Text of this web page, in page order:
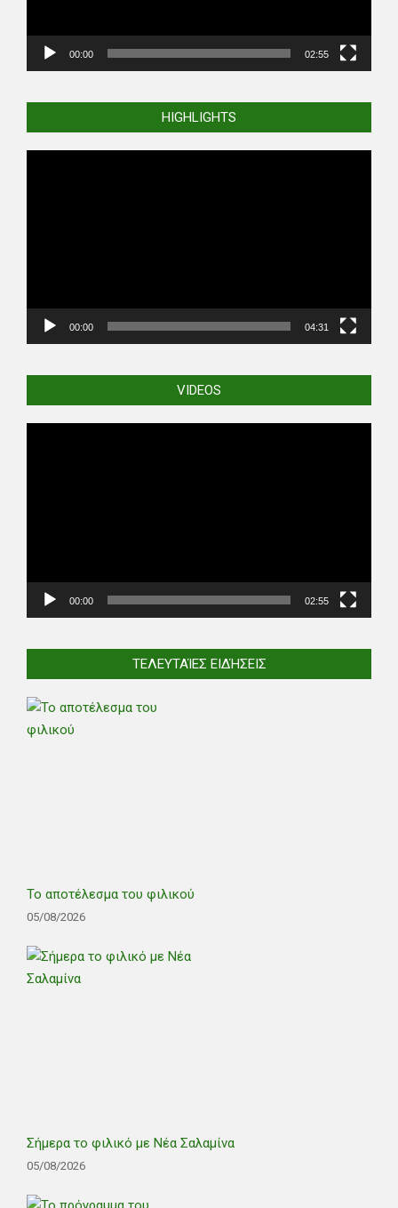
00:00 02:55
HIGHLIGHTS
00:00 04:31
VIDEOS
00:00 02:55
ΤΕΛΕΥΤΑΊΕΣ ΕΙΔΉΣΕΙΣ
Το αποτέλεσμα του φιλικού
05/08/2026
Σήμερα το φιλικό με Νέα Σαλαμίνα
05/08/2026